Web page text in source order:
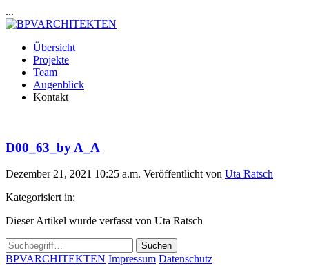
...
Übersicht
Projekte
Team
Augenblick
Kontakt
D00_63_by A_A
Dezember 21, 2021 10:25 a.m. Veröffentlicht von Uta Ratsch
Kategorisiert in:
Dieser Artikel wurde verfasst von Uta Ratsch
Suchen
BPVARCHITEKTEN Impressum Datenschutz